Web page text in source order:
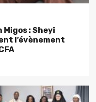
: Sheyi
l’évènement